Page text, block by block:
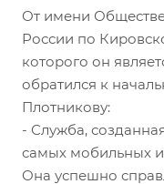
От имени
России по
которого он
обратился к
Плотникову:
- Служба,
самых мобильных
Она успешно